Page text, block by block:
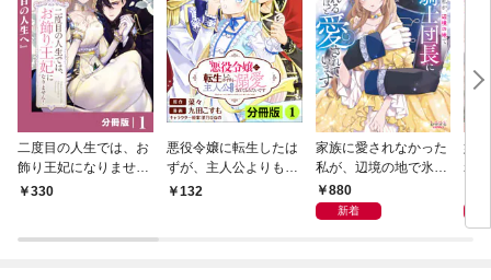
二度目の人生では、お
飾り王妃になりませ
ん！【分冊版】１
330
悪役令嬢に転生したは
ずが、主人公よりも溺
愛されてるみたいです
132
家族に愛されなかった
私が、辺境の地で氷の
軍神騎士団長に溺れる
ほど愛されています１
880
新着
妹
れ
伯
１